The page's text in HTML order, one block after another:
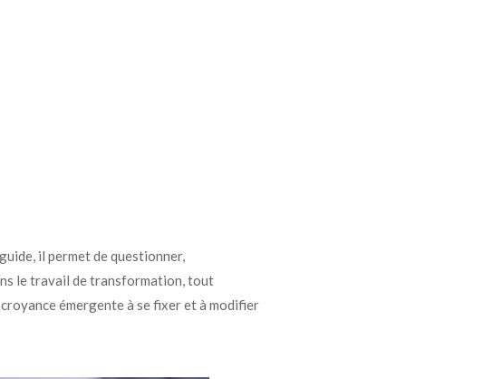
il permet de questionner,
le travail de transformation, tout
émergente à se fixer et à modifier